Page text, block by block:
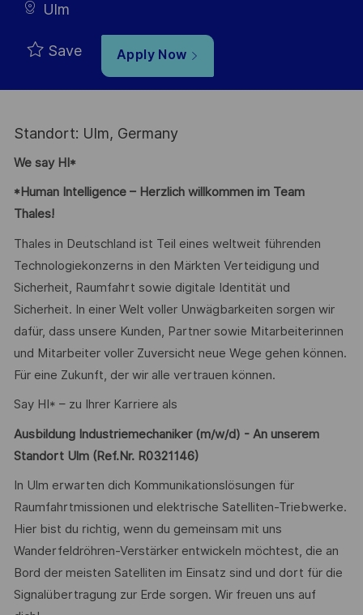
Ulm
Save Apply Now
Standort: Ulm, Germany
We say HI*
*Human Intelligence – Herzlich willkommen im Team
Thales!
Thales in Deutschland ist Teil eines weltweit führenden
Technologiekonzerns in den Märkten Verteidigung und
Sicherheit, Raumfahrt sowie digitale Identität und
Sicherheit. In einer Welt voller Unwägbarkeiten sorgen wir
dafür, dass unsere Kunden, Partner sowie Mitarbeiterinnen
und Mitarbeiter voller Zuversicht neue Wege gehen können.
Für eine Zukunft, der wir alle vertrauen können.
Say HI* – zu Ihrer Karriere als
Ausbildung Industriemechaniker (m/w/d) - An unserem
Standort Ulm (Ref.Nr. R0321146)
In Ulm erwarten dich Kommunikationslösungen für
Raumfahrtmissionen und elektrische Satelliten-Triebwerke.
Hier bist du richtig, wenn du gemeinsam mit uns
Wanderfeldröhren-Verstärker entwickeln möchtest, die an
Bord der meisten Satelliten im Einsatz sind und dort für die
Signalübertragung zur Erde sorgen. Wir freuen uns auf